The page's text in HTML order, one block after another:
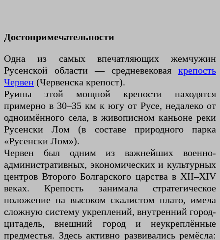
Достопримечательности
Одна из самых впечатляющих жемчужин
Русенской области — средневековая крепость
Червен (Червенска крепост).
Руины этой мощной крепости находятся
примерно в 30–35 км к югу от Русе, недалеко от
одноимённого села, в живописном каньоне реки
Русенски Лом (в составе природного парка
«Русенски Лом»).
Червен был одним из важнейших военно-
административных, экономических и культурных
центров Второго Болгарского царства в XII–XIV
веках. Крепость занимала стратегическое
положение на высоком скалистом плато, имела
сложную систему укреплений, внутренний город-
цитадель, внешний город и неукреплённые
предместья. Здесь активно развивались ремёсла: